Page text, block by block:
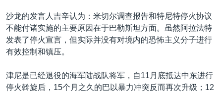
全球议题
环境
美国建国250周年
埃博拉疫情
美国之音专访
台海两岸关系
关注我们
其他语言网站
沙龙的发言人吉辛认为：米切尔调查报告和特尼特停火协议
不能付诸实施的主要原因在于巴勒斯坦方面。虽然阿拉法特
发表了停火宣言，但实际并没有对境内的恐怖主义分子进行
有效控制和镇压。
津尼是已经退役的海军陆战队将军，自11月底抵达中东进行
停火斡旋后，15个月之久的巴以暴力冲突反而再次升级；12